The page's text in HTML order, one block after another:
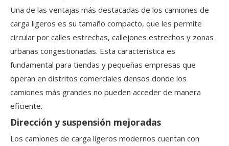
Una de las ventajas más destacadas de los camiones de
carga ligeros es su tamaño compacto, que les permite
circular por calles estrechas, callejones estrechos y zonas
urbanas congestionadas. Esta característica es
fundamental para tiendas y pequeñas empresas que
operan en distritos comerciales densos donde los
camiones más grandes no pueden acceder de manera
eficiente.
Dirección y suspensión mejoradas
Los camiones de carga ligeros modernos cuentan con